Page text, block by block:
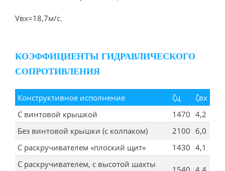
Vвх=18,7м/с.
КОЭФФИЦИЕНТЫ ГИДРАВЛИЧЕСКОГО
СОПРОТИВЛЕНИЯ
Конструктивное исполнение ζц
ζвх
С винтовой крышкой
1470 4,2
Без винтовой крышки (с колпаком)
2100 6,0
С раскручивателем «плоский щит»
1430 4,1
С раскручивателем, с высотой шахты